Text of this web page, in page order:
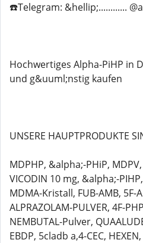
☎️Telegram: &hellip;............
Hochwertiges Alpha-PiHP in
und g&uuml;nstig kaufen
UNSERE HAUPTPRODUKTE
MDPHP, &alpha;-PHiP,
VICODIN 10 mg, &alpha;-
MDMA-Kristall, FUB-AMB, 5F-
ALPRAZOLAM-PULVER, 4F-
NEMBUTAL-Pulver,
EBDP, 5cladb a,4-CEC,